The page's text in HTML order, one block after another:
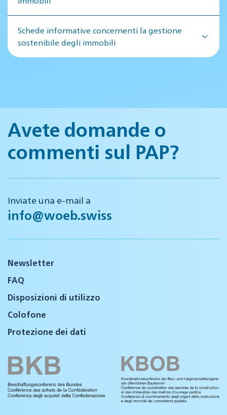
Schede informative concernenti la gestione
sostenibile degli immobili
Avete domande o
commenti sul PAP?
Inviate una e-mail a
info@woeb.swiss
Newsletter
FAQ
Disposizioni di utilizzo
Colofone
Protezione dei dati